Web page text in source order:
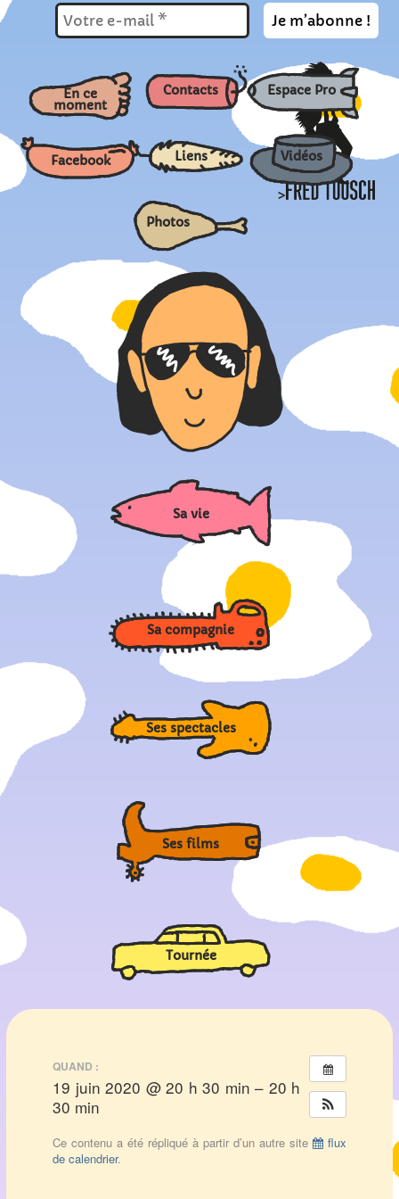
>
En ce
moment
Contacts Espace Pro
Facebook Liens Vidéos
Photos
Sa vie
Sa compagnie
Ses spectacles
Ses films
Tournée
QUAND :
19 juin 2020 @ 20 h 30 min – 20 h
30 min
Ce contenu a été répliqué à partir d’un autre site
flux
de calendrier.